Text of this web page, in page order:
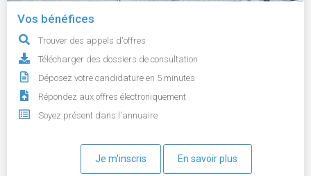
Vos bénéfices
Trouver des appels d'offres
Télécharger des dossiers de consultation
Déposez votre candidature en 5 minutes
Répondez aux offres électroniquement
Soyez présent dans l'annuaire
Je m'inscris En savoir plus